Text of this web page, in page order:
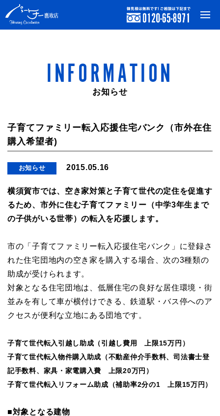
INFORMATION
お知らせ
子育てファミリー転入応援住宅バンク（市外在住
購入希望者)
お知らせ 2015.05.16
横須賀市では、空き家対策と子育て世代の定住を促進す
るため、市外に住む子育てファミリー（中学3年生まで
の子供がいる世帯）の転入を応援します。
市の「子育てファミリー転入応援住宅バンク」に登録さ
れた住宅団地内の空き家を購入する場合、次の3種類の
助成が受けられます。
対象となる住宅団地は、低層住宅の良好な居住環境・街
並みを有して車が横付けできる、鉄道駅・バス停へのア
クセスが便利な立地にある団地です。
子育て世代転入引越し助成（引越し費用 上限15万円）
子育て世代転入物件購入助成（不動産仲介手数料、司法書士登
記手数料、家具・家電購入費 上限20万円）
子育て世代転入リフォーム助成（補助率2分の1 上限15万円）
■対象となる建物